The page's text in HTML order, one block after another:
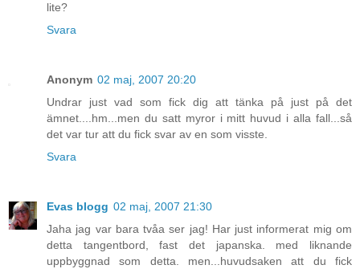
lite?
Svara
Anonym 02 maj, 2007 20:20
Undrar just vad som fick dig att tänka på just på det
ämnet....hm...men du satt myror i mitt huvud i alla fall...så
det var tur att du fick svar av en som visste.
Svara
Evas blogg 02 maj, 2007 21:30
Jaha jag var bara tvåa ser jag! Har just informerat mig om
detta tangentbord, fast det japanska. med liknande
uppbyggnad som detta. men...huvudsaken att du fick